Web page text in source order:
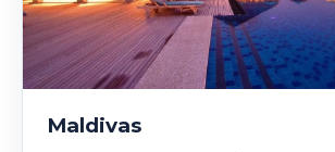
Maldivas